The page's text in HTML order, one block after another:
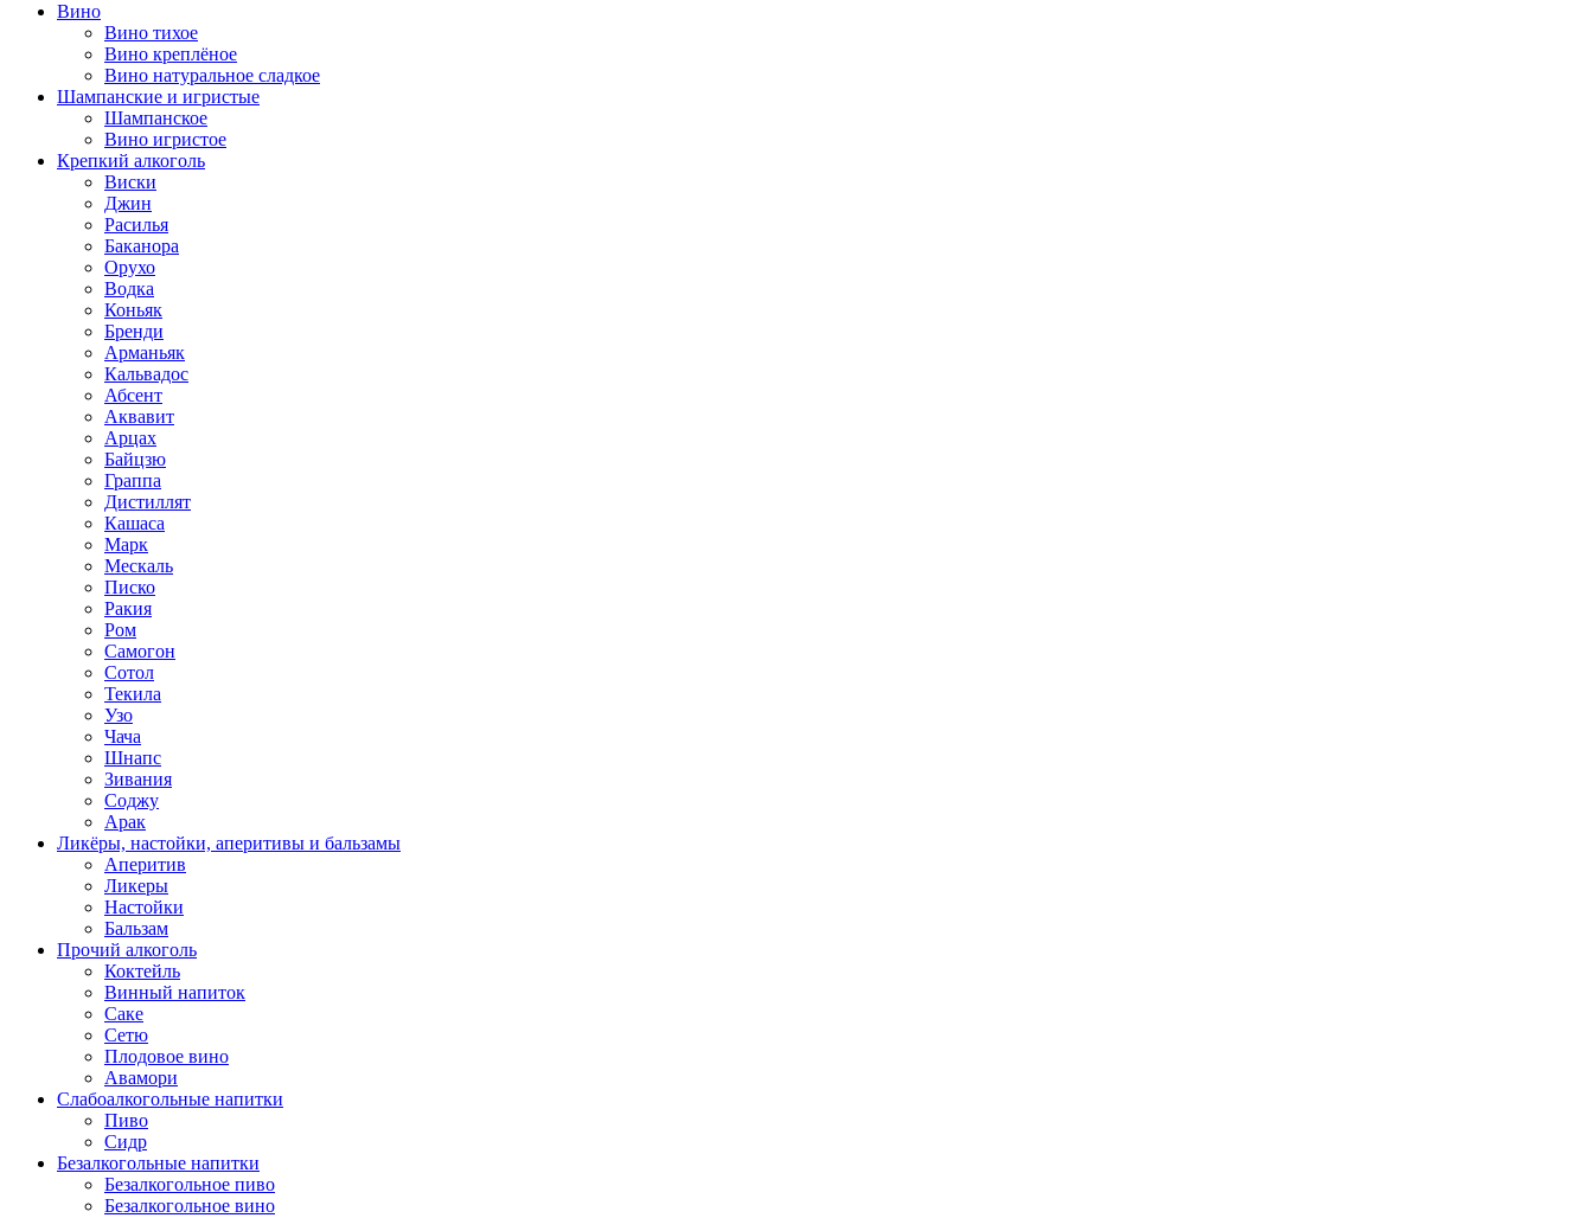
Вино
Вино тихое
Вино креплёное
Вино натуральное сладкое
Шампанские и игристые
Шампанское
Вино игристое
Крепкий алкоголь
Виски
Джин
Расилья
Баканора
Орухо
Водка
Коньяк
Бренди
Арманьяк
Кальвадос
Абсент
Аквавит
Арцах
Байцзю
Граппа
Дистиллят
Кашаса
Марк
Мескаль
Писко
Ракия
Ром
Самогон
Сотол
Текила
Узо
Чача
Шнапс
Зивания
Соджу
Арак
Ликёры, настойки, аперитивы и бальзамы
Аперитив
Ликеры
Настойки
Бальзам
Прочий алкоголь
Коктейль
Винный напиток
Саке
Сетю
Плодовое вино
Авамори
Слабоалкогольные напитки
Пиво
Сидр
Безалкогольные напитки
Безалкогольное пиво
Безалкогольное вино